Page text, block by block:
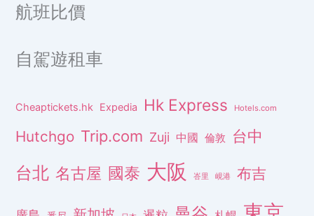
航班比價
自駕遊租車
Cheaptickets.hk Expedia Hk Express Hotels.com
Hutchgo Trip.com Zuji 中國 倫敦 台中
台北 名古屋 國泰 大阪 峇里 峴港 布吉